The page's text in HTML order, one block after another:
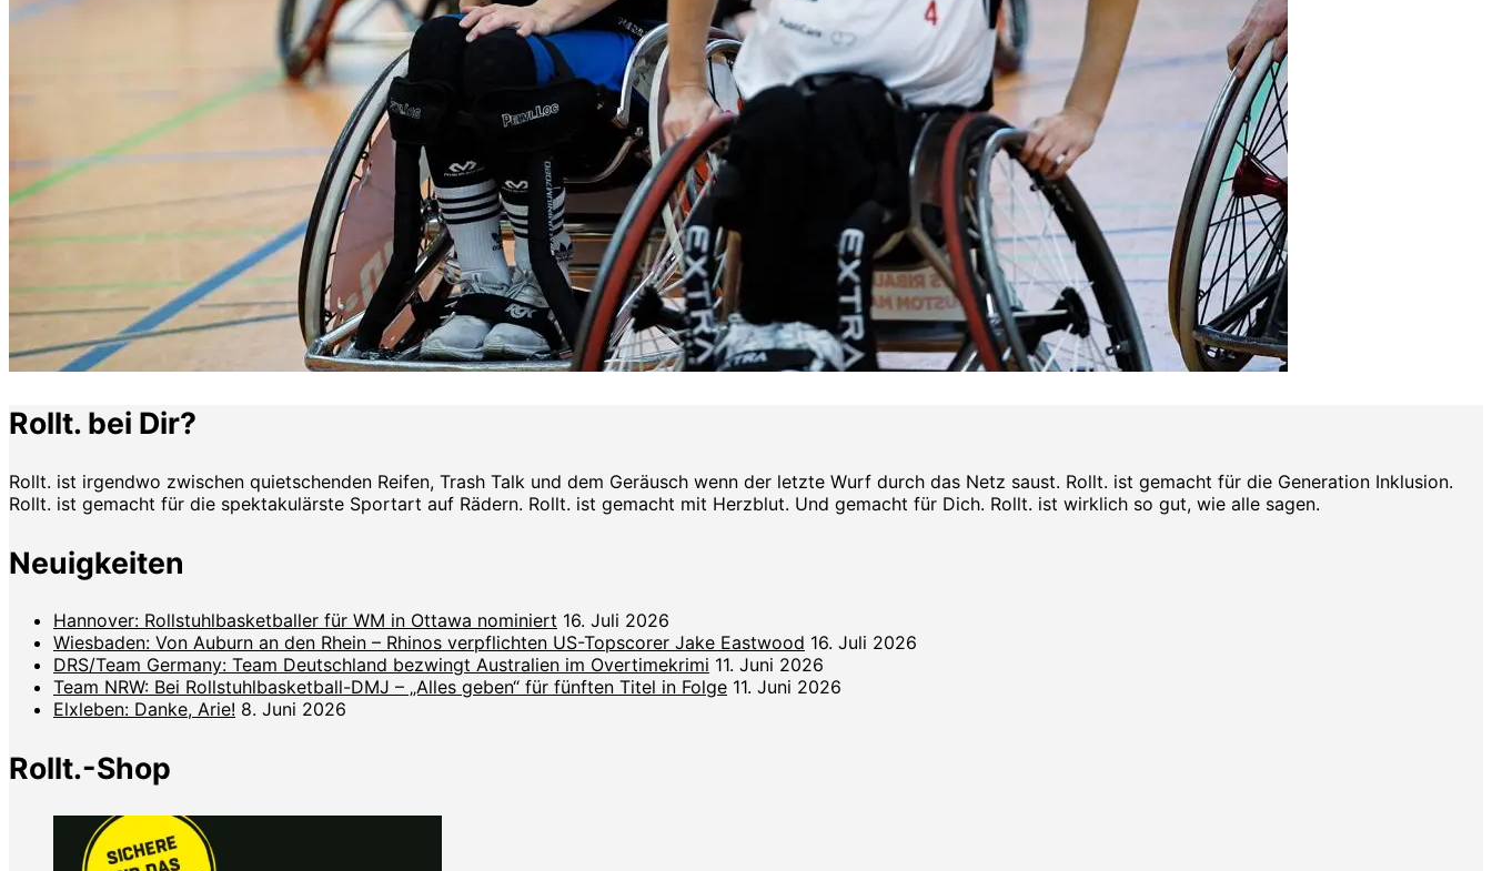
Rollt. bei Dir?
Rollt. ist irgendwo zwischen quietschenden Reifen, Trash Talk und dem Geräusch wenn der letzte Wurf durch das Netz saust. Rollt. ist gemacht für die Generation Inklusion.
Rollt. ist gemacht für die spektakulärste Sportart auf Rädern. Rollt. ist gemacht mit Herzblut. Und gemacht für Dich. Rollt. ist wirklich so gut, wie alle sagen.
Neuigkeiten
Hannover: Rollstuhlbasketballer für WM in Ottawa nominiert 16. Juli 2026
Wiesbaden: Von Auburn an den Rhein – Rhinos verpflichten US-Topscorer Jake Eastwood 16. Juli 2026
DRS/Team Germany: Team Deutschland bezwingt Australien im Overtimekrimi 11. Juni 2026
Team NRW: Bei Rollstuhlbasketball-DMJ – „Alles geben“ für fünften Titel in Folge 11. Juni 2026
Elxleben: Danke, Arie! 8. Juni 2026
Rollt.-Shop